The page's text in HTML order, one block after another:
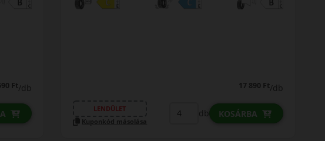
Ft/db
21 690 Ft
21 290 Ft/db